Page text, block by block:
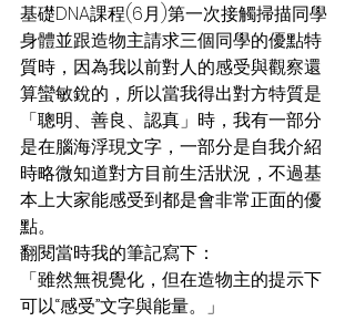
基礎DNA課程(6月)第一次接觸掃描同學
身體並跟造物主請求三個同學的優點特
質時，因為我以前對人的感受與觀察還
算蠻敏銳的，所以當我得出對方特質是
「聰明、善良、認真」時，我有一部分
是在腦海浮現文字，一部分是自我介紹
時略微知道對方目前生活狀況，不過基
本上大家能感受到都是會非常正面的優
點。
翻閱當時我的筆記寫下：
「雖然無視覺化，但在造物主的提示下
可以“感受”文字與能量。」